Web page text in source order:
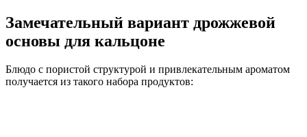
Замечательный вариант дрожжевой
основы для кальцоне
Блюдо с пористой структурой и привлекательным ароматом
получается из такого набора продуктов: